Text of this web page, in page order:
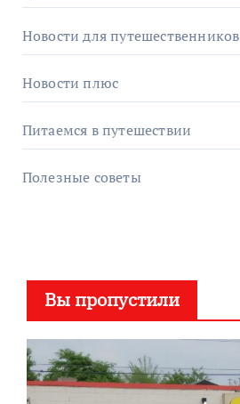
Новости для путешественников
Новости плюс
Питаемся в путешествии
Полезные советы
Вы пропустили